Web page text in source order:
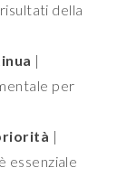
della
|
per
|
essenziale